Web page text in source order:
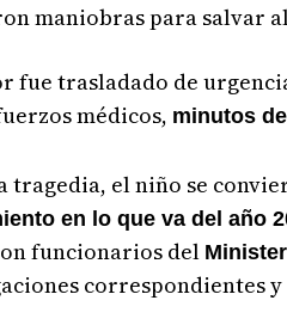
maniobras para salvar
fue trasladado de
médicos, minutos
tragedia, el niño se
en lo que va del año
funcionarios del
correspondientes